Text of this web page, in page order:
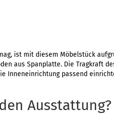
ist mit diesem Möbelstück
aus Spanplatte. Die Tragkraft
Inneneinrichtung passend
Ausstattung?